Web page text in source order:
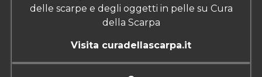
delle scarpe e degli oggetti in pelle su Cura
della Scarpa
Visita curadellascarpa.it